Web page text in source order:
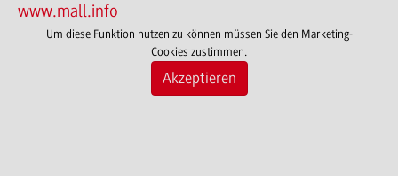
www.mall.info
Um diese Funktion nutzen zu können müssen Sie den Marketing-
Cookies zustimmen.
Akzeptieren